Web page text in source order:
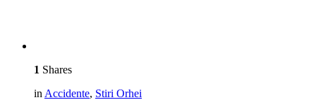
1 Shares
in Accidente, Stiri Orhei